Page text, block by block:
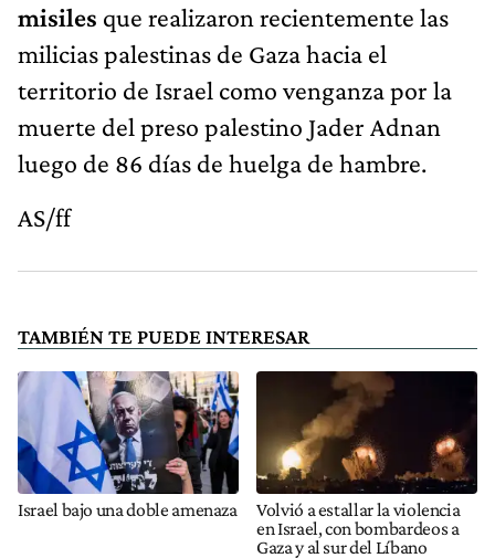
misiles que realizaron recientemente las
milicias palestinas de Gaza hacia el
territorio de Israel como venganza por la
muerte del preso palestino Jader Adnan
luego de 86 días de huelga de hambre.
AS/ff
TAMBIÉN TE PUEDE INTERESAR
Israel bajo una doble amenaza
Volvió a estallar la violencia
en Israel, con bombardeos a
Gaza y al sur del Líbano